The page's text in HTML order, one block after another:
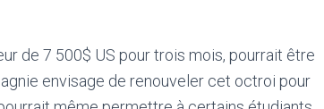
de 7 500$ US pour trois mois, pourrait être
envisage de renouveler cet octroi pour